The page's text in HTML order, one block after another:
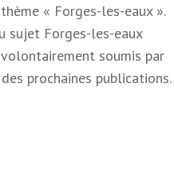
« Forges-les-eaux ».
sujet Forges-les-eaux
soumis par
prochaines publications.